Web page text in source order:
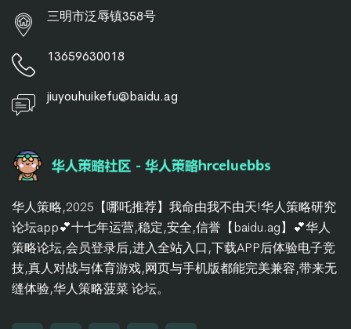
三明市泛辱镇358号
13659630018
jiuyouhuikefu@baidu.ag
华人策略,2025【哪吒推荐】我命由我不由天!华人策略研究
论坛app💕十七年运营,稳定,安全,信誉【baidu.ag】💕华人
策略论坛,会员登录后,进入全站入口,下载APP后体验电子竞
技,真人对战与体育游戏,网页与手机版都能完美兼容,带来无
缝体验,华人策略菠菜 论坛。